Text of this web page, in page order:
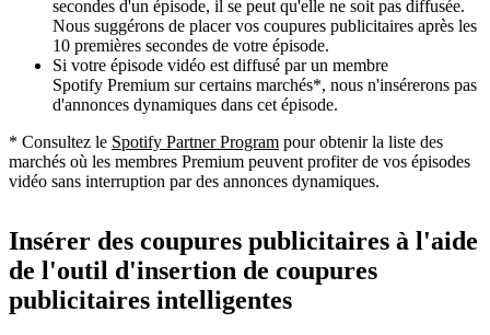
secondes d'un épisode, il se peut qu'elle ne soit pas diffusée.
Nous suggérons de placer vos coupures publicitaires après les
10 premières secondes de votre épisode.
Si votre épisode vidéo est diffusé par un membre
Spotify Premium sur certains marchés*, nous n'insérerons pas
d'annonces dynamiques dans cet épisode.
* Consultez le Spotify Partner Program pour obtenir la liste des
marchés où les membres Premium peuvent profiter de vos épisodes
vidéo sans interruption par des annonces dynamiques.
Insérer des coupures publicitaires à l'aide
de l'outil d'insertion de coupures
publicitaires intelligentes